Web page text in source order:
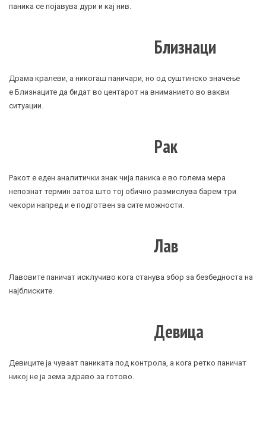
паника се појавува дури и кај нив.
Близнаци
Драма кралеви, а никогаш паничари, но од суштинско значење
е Близнаците да бидат во центарот на вниманието во вакви
ситуации.
Рак
Ракот е еден аналитички знак чија паника е во голема мера
непознат термин затоа што тој обично размислува барем три
чекори напред и е подготвен за сите можности.
Лав
Лавовите паничат исклучиво кога станува збор за безбедноста на
најблиските.
Девица
Девиците ја чуваат паниката под контрола, а кога ретко паничат
никој не ја зема здраво за готово.